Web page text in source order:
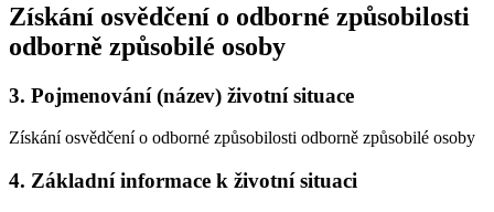
Získání osvědčení o odborné způsobilosti
odborně způsobilé osoby
3. Pojmenování (název) životní situace
Získání osvědčení o odborné způsobilosti odborně způsobilé osoby
4. Základní informace k životní situaci